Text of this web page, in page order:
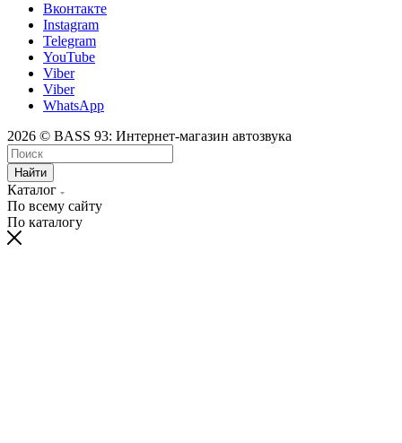
Вконтакте
Instagram
Telegram
YouTube
Viber
Viber
WhatsApp
2026 © BASS 93: Интернет-магазин автозвука
Найти
Каталог
По всему сайту
По каталогу